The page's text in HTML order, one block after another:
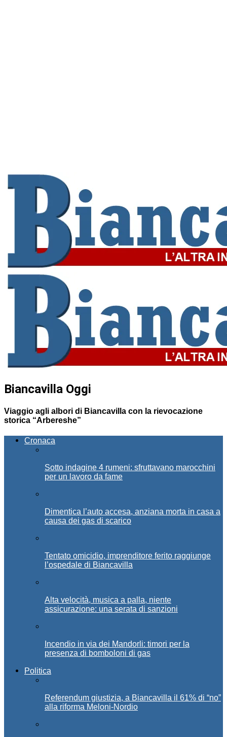
Biancavilla Oggi
Viaggio agli albori di Biancavilla con la rievocazione
storica “Arbereshe”
Cronaca
Sotto indagine 4 rumeni: sfruttavano marocchini
per un lavoro da fame
Dimentica l’auto accesa, anziana morta in casa a
causa dei gas di scarico
Tentato omicidio, imprenditore ferito raggiunge
l’ospedale di Biancavilla
Alta velocità, musica a palla, niente
assicurazione: una serata di sanzioni
Incendio in via dei Mandorli: timori per la
presenza di bomboloni di gas
Politica
Referendum giustizia, a Biancavilla il 61% di “no”
alla riforma Meloni-Nordio